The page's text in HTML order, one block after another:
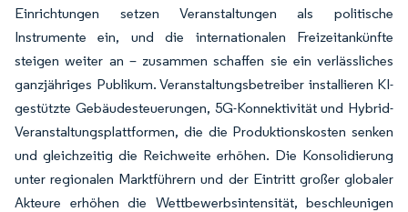
Einrichtungen setzen Veranstaltungen als politische
Instrumente ein, und die internationalen Freizeitankünfte
steigen weiter an – zusammen schaffen sie ein verlässliches
ganzjähriges Publikum. Veranstaltungsbetreiber installieren KI-
gestützte Gebäudesteuerungen, 5G-Konnektivität und Hybrid-
Veranstaltungsplattformen, die die Produktionskosten senken
und gleichzeitig die Reichweite erhöhen. Die Konsolidierung
unter regionalen Marktführern und der Eintritt großer globaler
Akteure erhöhen die Wettbewerbsintensität, beschleunigen